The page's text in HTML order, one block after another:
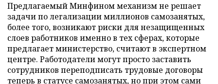
Предлагаемый Минфином механизм не решает
задачи по легализации миллионов самозанятых,
более того, возникают риски для незащищенных
слоев работников именно в тех сферах, которые
предлагает министерство, считают в экспертном
центре. Работодатели могут просто заставить
сотрудников переподписать трудовые договоры
теперь в статусе самозанятых, но при этом сами